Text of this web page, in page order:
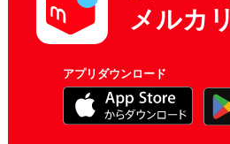
メルカリ
アプリダウンロード